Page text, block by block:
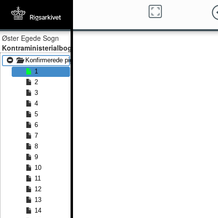
Øster Egede Sogn
Kontraministerialbog
Konfirmerede piger 1918 - Konfirmerede piger 1989
1
2
3
4
5
6
7
8
9
10
11
12
13
14